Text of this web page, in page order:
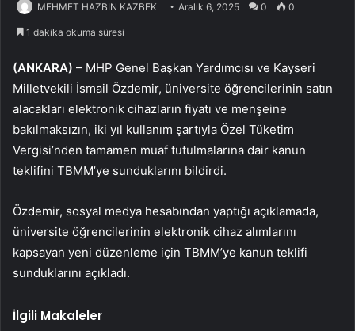
MEHMET HAZBİN KAZBEK Aralık 6, 2025 0 0
1 dakika okuma süresi
(ANKARA) – MHP Genel Başkan Yardımcısı ve Kayseri
Milletvekili İsmail Özdemir, üniversite öğrencilerinin satın
alacakları elektronik cihazların fiyatı ve menşeine
bakılmaksızın, iki yıl kullanım şartıyla Özel Tüketim
Vergisi’nden tamamen muaf tutulmalarına dair kanun
teklifini TBMM’ye sunduklarını bildirdi.
Özdemir, sosyal medya hesabından yaptığı açıklamada,
üniversite öğrencilerinin elektronik cihaz alımlarını
kapsayan yeni düzenleme için TBMM’ye kanun teklifi
sunduklarını açıkladı.
İlgili Makaleler